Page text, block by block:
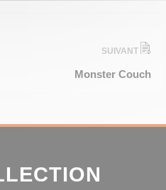
SUIVANT
Monster Couch